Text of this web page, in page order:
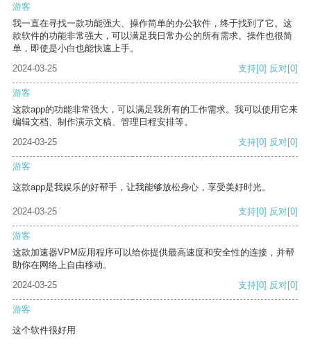
游客
我一直在寻找一款功能强大、操作简单的办公软件，终于找到了它。这
款软件的功能非常强大，可以满足我日常办公的所有需求。操作也很简
单，即使是小白也能快速上手。
2024-03-25
支持[0] 反对[0]
游客
这款app的功能非常强大，可以满足我所有的工作需求。我可以使用它来
编辑文档、制作演示文稿、管理日程安排等。
2024-03-25
支持[0] 反对[0]
游客
这款app是我娱乐的好帮手，让我能够放松身心，享受美好时光。
2024-03-25 支持[0] 反对[0]
游客
这款加速器VPM应用程序可以给你提供最高速度和安全性的连接，并帮
助你在网络上自由移动。
2024-03-25
支持[0] 反对[0]
游客
这个软件很好用